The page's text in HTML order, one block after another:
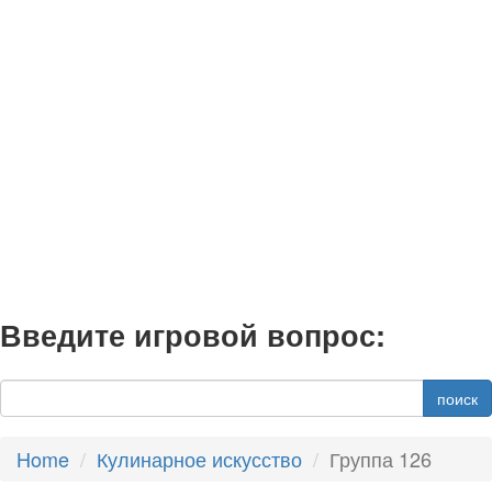
Введите игровой вопрос:
поиск
Home Кулинарное искусство Группа 126